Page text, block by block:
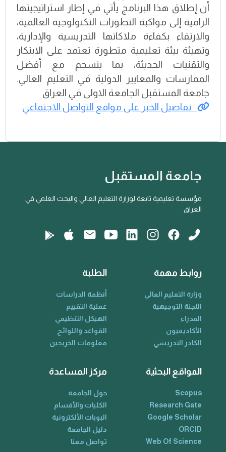
أن إطلاق هذا البرنامج يأتي في إطار استراتيجيتها
الرامية إلى مواكبة التطورات التكنولوجية العالمية،
والارتقاء بكفاءة ملاكاتها التدريسية والإدارية،
وتهيئة بيئة تعليمية متطورة تعتمد على الابتكار
والتقنيات الحديثة، بما ينسجم مع أفضل
الممارسات والمعايير الدولية في التعليم العالي.
جامعة المستقبل الجامعة الاولى في العراق
تفاصيل الخبر على مواقع التواصل الاجتماعي
جامعة المستقبل
مؤسسة تعليمية تابعة لوزارة التعليم العالي والبحث العلمي في
العراق
روابط مهمة
وزارة التعليم العالي
اللجنة التوجيهية
المدراء
الأكاديميون
الكادر التدريسي
الطلبة
أنظمة الدراسات
عملية التقييم
الهيكل التنظيمي
القواعد واللوائح
معلومات الخريجين
المواقع البحثية
Scopus
Research Gate
Google Scholar
ORCID
Web Of Science
مركز المساعدة
حول الجامعة
الكليات والأقسام
البوبات الألكترونية
دليل الجامعة
تواصل معنا